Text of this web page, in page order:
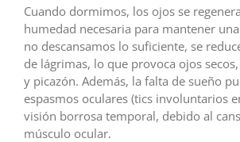
Cuando dormimos, los ojos se
humedad necesaria para mantener
no descansamos lo suficiente, se
de lágrimas, lo que provoca ojos
y picazón. Además, la falta de sueño
espasmos oculares (tics involuntarios
visión borrosa temporal, debido al
músculo ocular.